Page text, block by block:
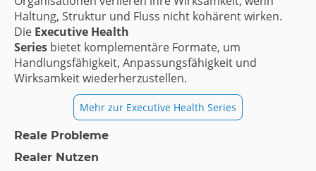
Haltung, Struktur und Fluss nicht kohärent wirken.
Die Executive Health
Series bietet komplementäre Formate, um
Handlungsfähigkeit, Anpassungsfähigkeit und
Wirksamkeit wiederherzustellen.
Mehr zur Executive Health Series
Reale Probleme
Realer Nutzen